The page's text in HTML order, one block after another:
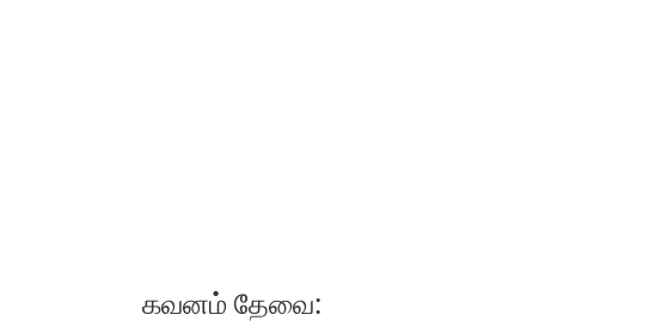
கவனம் தேவை: